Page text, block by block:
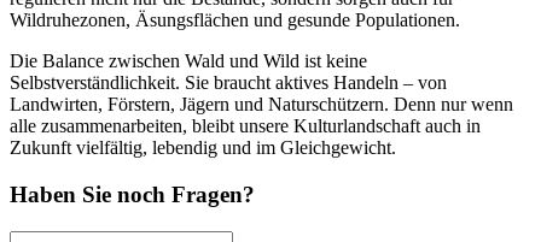
Wildruhezonen, Äsungsflächen und gesunde Populationen.
Die Balance zwischen Wald und Wild ist keine
Selbstverständlichkeit. Sie braucht aktives Handeln – von
Landwirten, Förstern, Jägern und Naturschützern. Denn nur wenn
alle zusammenarbeiten, bleibt unsere Kulturlandschaft auch in
Zukunft vielfältig, lebendig und im Gleichgewicht.
Haben Sie noch Fragen?